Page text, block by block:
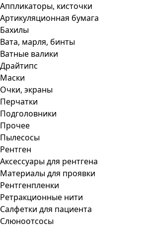
Аппликаторы, кисточки
Артикуляционная бумага
Бахилы
Вата, марля, бинты
Ватные валики
Драйтипс
Маски
Очки, экраны
Перчатки
Подголовники
Прочее
Пылесосы
Рентген
Аксессуары для рентгена
Материалы для проявки
Рентгенпленки
Ретракционные нити
Салфетки для пациента
Слюноотсосы